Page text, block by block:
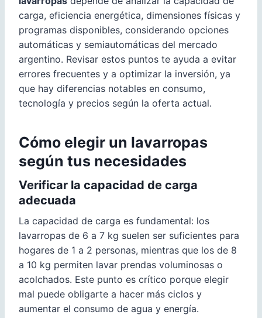
carga, eficiencia energética, dimensiones físicas y
programas disponibles, considerando opciones
automáticas y semiautomáticas del mercado
argentino. Revisar estos puntos te ayuda a evitar
errores frecuentes y a optimizar la inversión, ya
que hay diferencias notables en consumo,
tecnología y precios según la oferta actual.
Cómo elegir un lavarropas
según tus necesidades
Verificar la capacidad de carga
adecuada
La capacidad de carga es fundamental: los
lavarropas de 6 a 7 kg suelen ser suficientes para
hogares de 1 a 2 personas, mientras que los de 8
a 10 kg permiten lavar prendas voluminosas o
acolchados. Este punto es crítico porque elegir
mal puede obligarte a hacer más ciclos y
aumentar el consumo de agua y energía.